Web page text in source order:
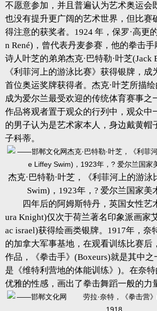
不愿意参加，并且普遍认为艺术奥运会
也没有提升更广阔的艺术世界，但比赛
得注意的获奖者。1924 年，保罗·高更
n René)，曾代表丹麦参赛，他的拳击手
诗人叶芝的弟弟杰克·巴特勒·叶芝(Jack
《利菲河上的游泳比赛》获得银牌，成
首位奥运奖牌获得者。杰克·叶芝所描
成为爱尔兰最受欢迎的传统体育赛事之
作品将观者置于观众的行列中，观众中
的男子认为是艺术家本人，身边戴黄帽
子科蒂。
杰克·巴特勒·叶芝，《利菲河上的游
Swim)，1923年，? 爱尔兰国家美
四年后的阿姆斯特丹，英国女性艺
ura Knight)仅次于荷兰著名印象派画家
ac israel)获得绘画类银牌。1917年，奈
的加拿大军事基地，在观看训练比赛后
作品，《拳击手》(Boxeurs)就是其中
是《维特利营地的体能训练》)。在奈
优雅的性感，画出了拳击舞蹈一般的力